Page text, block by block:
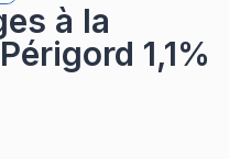
à la
1,1%